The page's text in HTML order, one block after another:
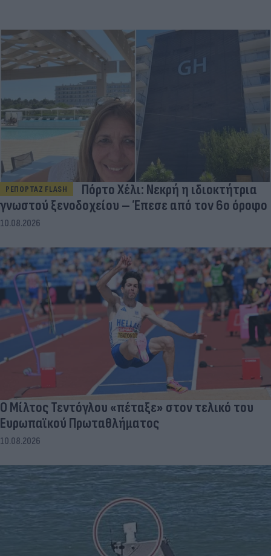
ΡΕΠΟΡΤΑΖ FLASH
Πόρτο Χέλι: Νεκρή η ιδιοκτήτρια
γνωστού ξενοδοχείου – Έπεσε από τον 6ο όροφο
10.08.2026
Ο Μίλτος Τεντόγλου «πέταξε» στον τελικό του
Ευρωπαϊκού Πρωταθλήματος
10.08.2026